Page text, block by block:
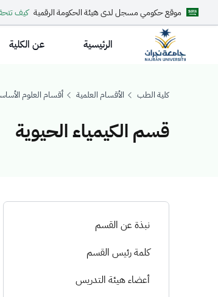
موقع حكومي مسجل لدى هيئة الحكومة الرقمية كيف
الرئيسية عن الكلية
كلية الطب الأقسام العلمية أقسام العلوم
قسم الكيمياء الحيوية
قسم الكيمياء
نبذة عن القسم
كلمة رئيس القسم
أعضاء هيئة التدريس